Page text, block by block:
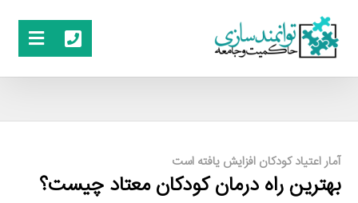
آمار اعتیاد کودکان افزایش یافته است
بهترین راه درمان کودکان معتاد چیست؟